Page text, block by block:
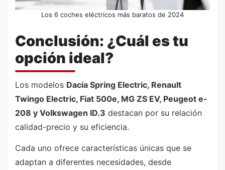
Los 6 coches eléctricos más baratos de 2024
Conclusión: ¿Cuál es tu
opción ideal?
Los modelos Dacia Spring Electric, Renault
Twingo Electric, Fiat 500e, MG ZS EV, Peugeot e-
208 y Volkswagen ID.3 destacan por su relación
calidad-precio y su eficiencia.
Cada uno ofrece características únicas que se
adaptan a diferentes necesidades, desde